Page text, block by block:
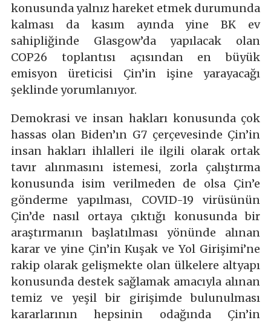
konusunda yalnız hareket etmek durumunda
kalması da kasım ayında yine BK ev
sahipliğinde Glasgow’da yapılacak olan
COP26 toplantısı açısından en büyük
emisyon üreticisi Çin’in işine yarayacağı
şeklinde yorumlanıyor.
Demokrasi ve insan hakları konusunda çok
hassas olan Biden’ın G7 çerçevesinde Çin’in
insan hakları ihlalleri ile ilgili olarak ortak
tavır alınmasını istemesi, zorla çalıştırma
konusunda isim verilmeden de olsa Çin’e
gönderme yapılması, COVID-19 virüsünün
Çin’de nasıl ortaya çıktığı konusunda bir
araştırmanın başlatılması yönünde alınan
karar ve yine Çin’in Kuşak ve Yol Girişimi’ne
rakip olarak gelişmekte olan ülkelere altyapı
konusunda destek sağlamak amacıyla alınan
temiz ve yeşil bir girişimde bulunulması
kararlarının hepsinin odağında Çin’in